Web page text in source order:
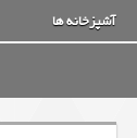
آشپزخانه ها